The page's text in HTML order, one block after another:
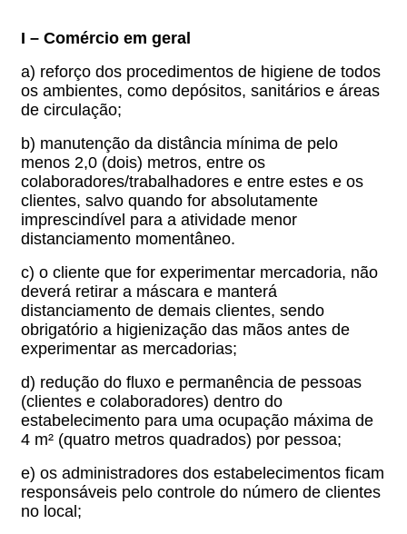
I – Comércio em geral
a) reforço dos procedimentos de higiene de todos
os ambientes, como depósitos, sanitários e áreas
de circulação;
b) manutenção da distância mínima de pelo
menos 2,0 (dois) metros, entre os
colaboradores/trabalhadores e entre estes e os
clientes, salvo quando for absolutamente
imprescindível para a atividade menor
distanciamento momentâneo.
c) o cliente que for experimentar mercadoria, não
deverá retirar a máscara e manterá
distanciamento de demais clientes, sendo
obrigatório a higienização das mãos antes de
experimentar as mercadorias;
d) redução do fluxo e permanência de pessoas
(clientes e colaboradores) dentro do
estabelecimento para uma ocupação máxima de
4 m² (quatro metros quadrados) por pessoa;
e) os administradores dos estabelecimentos ficam
responsáveis pelo controle do número de clientes
no local;